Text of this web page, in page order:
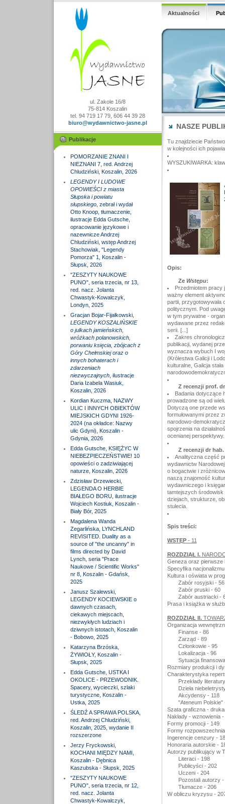
ul. Zakole 16/8
75-814 Koszalin
tel. 94 719 17 79, 606 44 39 28
biuro@wydawnictwo-jasne.pl
Publikacje
POMORZANIE ZNANI I
NIEZNANI 7, red. Andrzej
Chludziński, Koszalin, 2026
LEGENDY I LUDOWE
OPOWIEŚCI z miasta
Słupska i powiatu
słupskiego, zebrał i wydał
Otto Knoop, tłumaczenie,
ilustracje Edda Gutsche,
opracowanie językowe i
nazewnicze Andrzej
Chludziński, wstęp Andrzej
Stachowiak, "Legendy
Pomorza" 1, Koszalin -
Słupsk, 2026
"ZESZYTY NAUKOWE
PUNO", seria trzecia, nr 13,
red. nacz. Jolanta
Chwastyk-Kowalczyk,
Londyn, 2025
Gracjan Bojar-Fijałkowski,
LEGENDY KOSZALIŃSKIE
o julkach jamieńskich,
wróżkach polanowskich,
porwaniu księcia, zbójcach z
Góry Chełmskiej oraz o
innych bohaterach i
zdarzeniach
niezwyczajnych, ilustracje
Daria Izabela Wasiuk,
Koszalin, 2026
Kordian Kuczma, NAZWY
ULIC I INNYCH OBIEKTÓW
MIEJSKICH GDYNI 1926-
2024 (na okładce: Nazwy
ulic Gdyni), Koszalin -
Gdynia, 2026
Edda Gutsche, KSIĘŻYC W
NIEBEZPIECZEŃSTWIE! 10
opowieści o zadziwiającej
naturze, Koszalin, 2026
Zdzisław Drzewiecki,
LEGENDA O HERBIE
BIAŁEGO BORU, ilustracje
Wojciech Kostiuk, Koszalin -
Biały Bór, 2025
Magdalena Wanda
Zegarlińska, LYNCHLAND
REVISITED. Duality as a
source of "the uncanny" in
films directed by David
Lynch, seria "Prace
Naukowe / Scientific Works"
nr 8, Koszalin - Gdańsk,
2025
Janusz Szalewski,
LEGENDY KOCIEWSKIE o
dawnych czasach,
ciekawych miejscach,
niezwykłych ludziach i
dziwnych istotach, Koszalin
- Bobowo, 2025
Katarzyna Brzóska,
ŻYWIOŁY, Koszalin -
Słupsk, 2025
Edda Gutsche, USTKA I
OKOLICE - PRZEWODNIK.
Spacery, wycieczki, szlaki
turystyczne, Koszalin -
Ustka, 2025
ŚLEDŹ A SPRAWA POLSKA,
red. Andrzej Chludziński,
Koszalin, 2025, wydanie II
rozszerzone
Jerzy Fryckowski,
KOCHANI MIĘDZY NAMI,
Koszalin - Dębnica
Kaszubska - Słupsk, 2025
"ZESZYTY NAUKOWE
PUNO", seria trzecia, nr 12,
red. nacz. Jolanta
Chwastyk-Kowalczyk,
Aktualności
NASZE
Tu znajdziecie
w kolejności ich
WYSZUKIWARKA:
Opis:
Ze Wstępu:
Przedmiotem pracy
ważny element
partii, przygotowywała
politycznym. Pod
w tym prywatne -
wydawane przez
serii. [...]
Zakres
publikacji, wydanej
wyznacza wybuch I
(Królestwa Galicji i
kulturalne, Galicja
Z recenzji prof.
Badania dotyczące
prowadzone są od
Dotyczą one przede
formułowanymi przez
narodowo-
spojrzenia na
ocenianej perspektywy.
Z recenzji dr
Analityczna część
wydawnictw
o bogactwie i
naszą znajomość
wydawniczego i
tamtejszych środowisk
dziejach, strukturze,
stulecia.
Spis treści:
WSTĘP- 11
ROZDZIAŁ I.
Geneza oraz pierwsze
Specyfika
Kultura i oświata w
Zabór rosyjski - 56
Zabór pruski - 60
Zabór austriacki -
Prasa i książka w
ROZDZIAŁ II.
Organizacja
Finanse - 86
Zarząd - 89
Członkowie - 95
Lokalizacja - 96
Sytuacja
Rozmiary produkcji i
Charakterystyka
Przekłady
Dzieła
Akcydensy - 118
"Ateneum Polskie"
Szata graficzna -
Nakłady - wznowienia
Formy promocji - 149
Formy
Ingerencje cenzury -
Honoraria autorskie -
Autorzy publikujący w
Literaci - 198
Publicyści - 202
Uczeni - 204
Pozostali autorzy -
Tłumacze - 206
W obliczu kryzysu -